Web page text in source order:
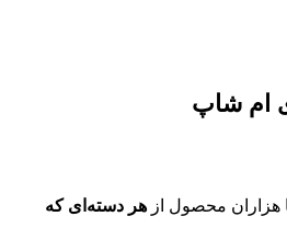
ام شاپ
هزاران محصول از هر دسته‌ای که